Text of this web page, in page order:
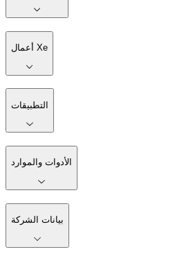
أعمال Xe
التطبيقات
الأدوات والموارد
بيانات الشركة